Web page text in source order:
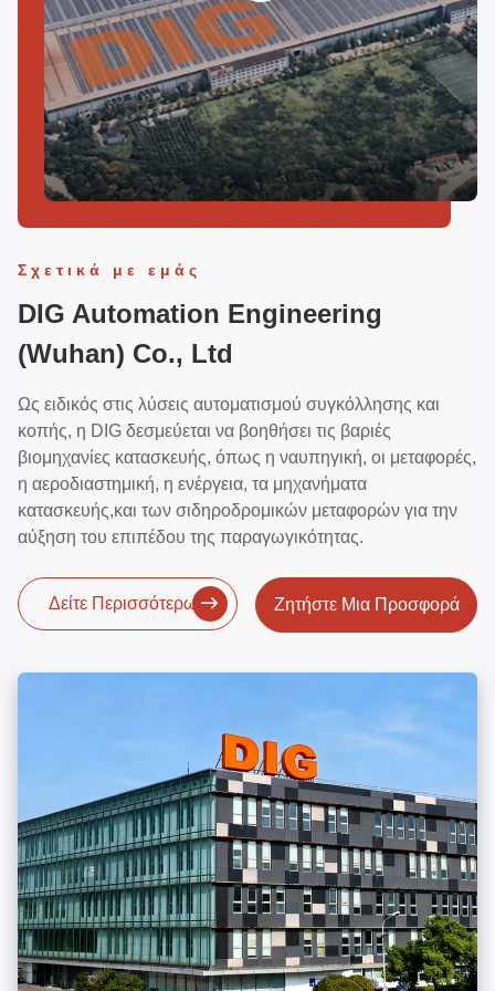
Σχετικά με εμάς
DIG Automation Engineering
(Wuhan) Co., Ltd
Ως ειδικός στις λύσεις αυτοματισμού συγκόλλησης και
κοπής, η DIG δεσμεύεται να βοηθήσει τις βαριές
βιομηχανίες κατασκευής, όπως η ναυπηγική, οι μεταφορές,
η αεροδιαστημική, η ενέργεια, τα μηχανήματα
κατασκευής,και των σιδηροδρομικών μεταφορών για την
αύξηση του επιπέδου της παραγωγικότητας.
Δείτε Περισσότερων Ζητήστε Μια Προσφορά